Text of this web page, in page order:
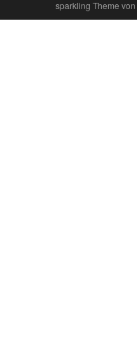
sparkling Theme von